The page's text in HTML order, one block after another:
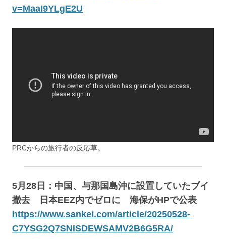
v=MaaI9YLgE2U
PRCからの旅行者の反応草。
5月28日：中国、与那国島沖に設置していたブイ
撤去 日本EEZ内でゼロに 海保がHPで公表
https://www.sankei.com/article/20250528-
C7YSG2Q7SNISDEWSAMV2B6G5RA/